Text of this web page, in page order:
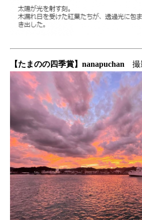
【たまのの四季賞】nanapuchan 撮